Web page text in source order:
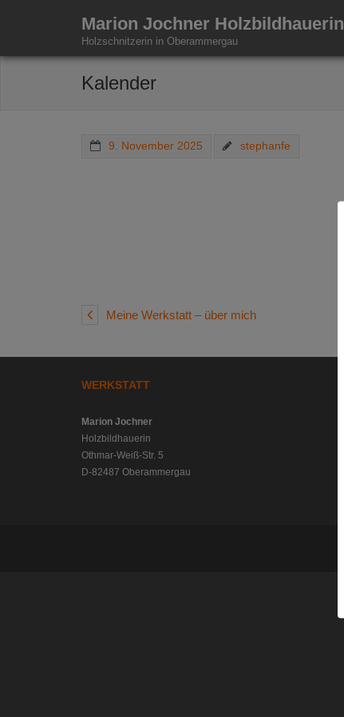
Marion Jochner Holzbildhauerin
Holzschnitzerin in Oberammergau
Kalender
9. November 2025 stephanfe
Meine Werkstatt – über mich
WERKSTATT
Marion Jochner
Holzbildhauerin
Othmar-Weiß-Str. 5
D-82487 Oberammergau